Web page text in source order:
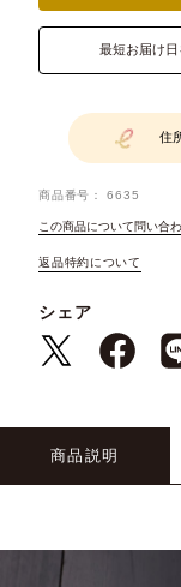
最短お届け日
住
商品番号 6635
この商品について問い合
返品特約について
シェア
商品説明